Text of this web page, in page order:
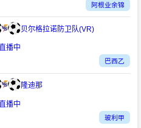
阿根业余锦
贝尔格拉诺防卫队(VR)
直播中
巴西乙
隆迪那
直播中
玻利甲